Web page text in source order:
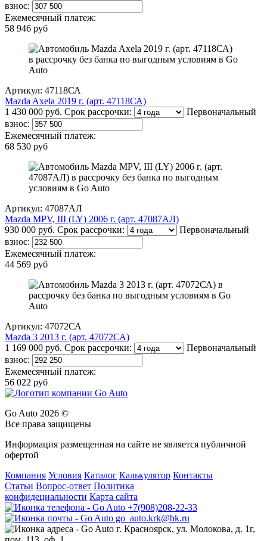
взнос:
Ежемесячный платеж:
58 946 руб
Артикул: 47118СА
Mazda Axela 2019 г. (арт. 47118СА)
1 430 000 руб. Срок рассрочки:
Первоначальный
взнос:
Ежемесячный платеж:
68 530 руб
Артикул: 47087АЛ
Mazda MPV, III (LY) 2006 г. (арт. 47087АЛ)
930 000 руб. Срок рассрочки:
Первоначальный
взнос:
Ежемесячный платеж:
44 569 руб
Артикул: 47072СА
Mazda 3 2013 г. (арт. 47072СА)
1 169 000 руб. Срок рассрочки:
Первоначальный
взнос:
Ежемесячный платеж:
56 022 руб
Go Auto 2026 ©
Все права защищены
Информация размещенная на сайте не является публичной
офертой
Компания Условия Каталог Калькулятор Контакты
Статьи Вопрос-ответ Политика
конфидециальности Карта сайта
+7(908)208-22-33
go_auto.krk@bk.ru
г. Красноярск, ул. Молокова, д. 1г,